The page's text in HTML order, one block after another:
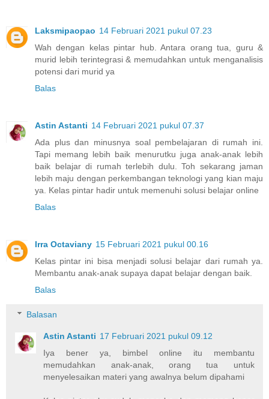
Laksmipaopao 14 Februari 2021 pukul 07.23
Wah dengan kelas pintar hub. Antara orang tua, guru &
murid lebih terintegrasi & memudahkan untuk menganalisis
potensi dari murid ya
Balas
Astin Astanti 14 Februari 2021 pukul 07.37
Ada plus dan minusnya soal pembelajaran di rumah ini.
Tapi memang lebih baik menurutku juga anak-anak lebih
baik belajar di rumah terlebih dulu. Toh sekarang jaman
lebih maju dengan perkembangan teknologi yang kian maju
ya. Kelas pintar hadir untuk memenuhi solusi belajar online
Balas
Irra Octaviany 15 Februari 2021 pukul 00.16
Kelas pintar ini bisa menjadi solusi belajar dari rumah ya.
Membantu anak-anak supaya dapat belajar dengan baik.
Balas
Balasan
Astin Astanti 17 Februari 2021 pukul 09.12
Iya bener ya, bimbel online itu membantu
memudahkan anak-anak, orang tua untuk
menyelesaikan materi yang awalnya belum dipahami